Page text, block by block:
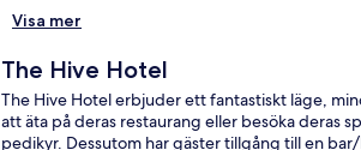
Visa mer
The Hive Hotel
The Hive Hotel erbjuder ett fantastiskt läge,
att äta på deras restaurang eller besöka deras
pedikyr. Dessutom har gäster tillgång till en